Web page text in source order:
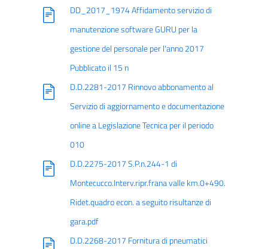
DD_2017_1974 Affidamento servizio di
manutenzione software GURU per la
gestione del personale per l'anno 2017
Pubblicato il 15 n
D.D.2281-2017 Rinnovo abbonamento al
Servizio di aggiornamento e documentazione
online a Legislazione Tecnica per il periodo
010
D.D.2275-2017 S.P.n.244-1 di
Montecucco.Interv.ripr.frana valle km.0+490.
Ridet.quadro econ. a seguito risultanze di
gara.pdf
D.D.2268-2017 Fornitura di pneumatici